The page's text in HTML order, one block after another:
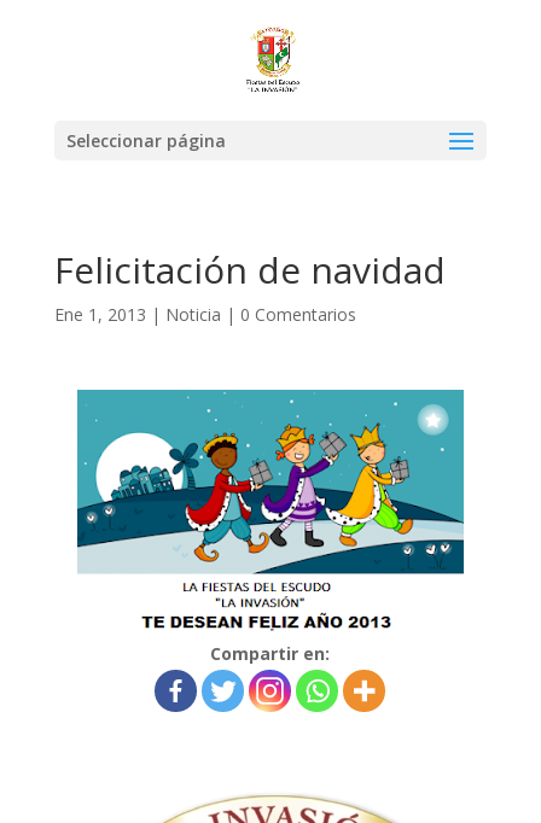
Seleccionar página
Felicitación de navidad
Ene 1, 2013 | Noticia | 0 Comentarios
Compartir en: